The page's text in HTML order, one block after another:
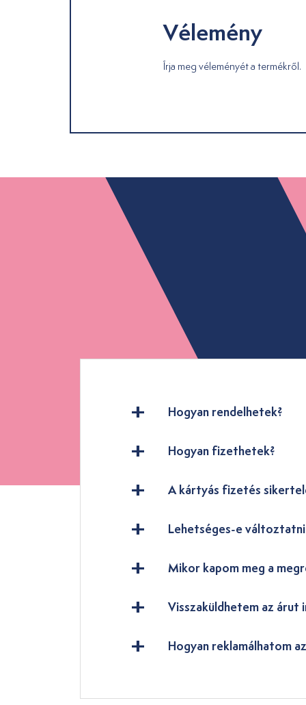
Vélemény
Írja meg véleményét a termékről.
Hogyan rendelhetek?
Hogyan fizethetek?
A kártyás fizetés
Lehetséges-e változtatni
Mikor kapom meg a
Visszaküldhetem az árut
Hogyan reklamálhatom